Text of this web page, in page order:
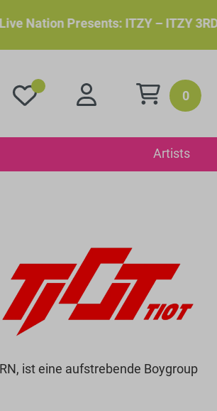
ITZY – ITZY 3RD WORLD
0
Artists
ist eine aufstrebende Boygroup